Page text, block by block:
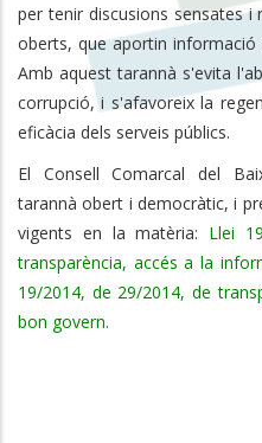
per tenir discusions sensates i
oberts, que aportin
Amb aquest tarannà s'evita
corrupció, i s'afavoreix la
eficàcia dels serveis públics.
El Consell Comarcal del
tarannà obert i democràtic, i
vigents en la matèria: Llei
transparència, accés a la
19/2014, de 29/2014, de
bon govern.